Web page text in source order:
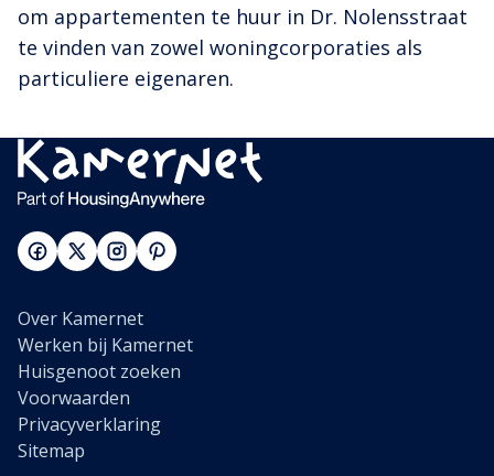
om appartementen te huur in Dr. Nolensstraat
te vinden van zowel woningcorporaties als
particuliere eigenaren.
Over Kamernet
Werken bij Kamernet
Huisgenoot zoeken
Voorwaarden
Privacyverklaring
Sitemap